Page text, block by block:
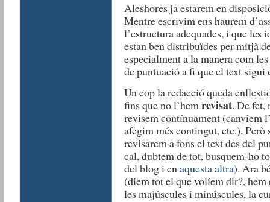
Aleshores ja estarem en
Mentre escrivim ens haurem
l’estructura adequades, i que les
estan ben distribuïdes per mitjà
especialment a la manera com
de puntuació a fi que el text sigui
Un cop la redacció queda
fins que no l’hemrevisat. De fet,
revisem contínuament (canviem
afegim més contingut, etc.).
revisarem a fons el text des del
cal, dubtem de tot, busquem-ho
del blog i enaquesta altra). Ara
(diem tot el que volíem dir?, hem
les majúscules i minúscules, la